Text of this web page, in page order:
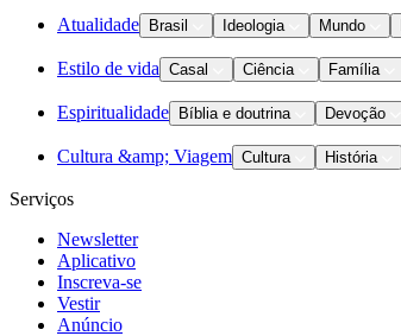
Atualidade Brasil Ideologia Mundo
Estilo de vida Casal Ciência Família
Espiritualidade Bíblia e doutrina Devoção
Cultura &amp; Viagem Cultura História
Serviços
Newsletter
Aplicativo
Inscreva-se
Vestir
Anúncio